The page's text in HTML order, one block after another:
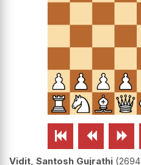
  
Vidit, Santosh Gujrathi 2694